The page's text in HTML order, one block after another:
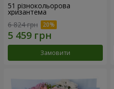
51 різнокольорова
хризантема
6 824 грн
Замовити